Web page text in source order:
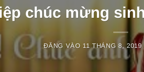
chúc mừng
ĐĂNG VÀO 11 THÁNG 8, 2019